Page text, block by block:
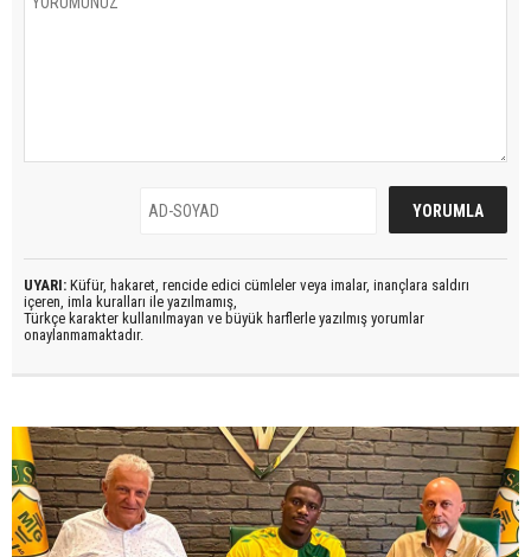
UYARI: Küfür, hakaret, rencide edici cümleler veya imalar, inançlara saldırı
içeren, imla kuralları ile yazılmamış,
Türkçe karakter kullanılmayan ve büyük harflerle yazılmış yorumlar
onaylanmamaktadır.